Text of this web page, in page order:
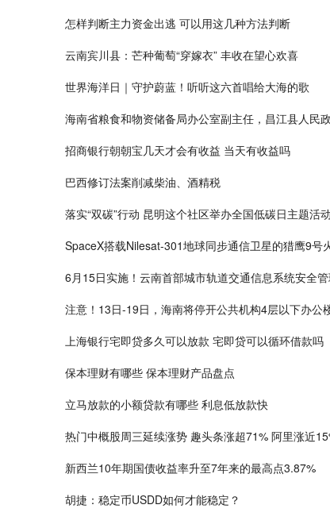
怎样判断主力资金出逃 可以用这几种方法判断
云南宾川县：芒种葡萄“穿嫁衣” 丰收在望心欢喜
世界海洋日｜守护蔚蓝！听听这六首唱给大海的歌
海南省粮食和物资储备局办公室副主任，昌江县人民
招商银行朝朝宝几天才会有收益 当天有收益吗
巴西修订法案削减柴油、酒精税
落实“双碳”行动 昆明这个社区举办全国低碳日主题活动
SpaceX搭载Nilesat-301地球同步通信卫星的猎鹰9号
6月15日实施！云南首部城市轨道交通信息系统安全
注意！13日-19日，海南将停开公共机构4层以下办公
上海银行宅即贷多久可以放款 宅即贷可以循环借款吗
保本理财有哪些 保本理财产品盘点
立马放款的小额贷款有哪些 利息低放款快
热门中概股周三延续涨势 趣头条涨超71% 阿里涨近
新西兰10年期国债收益率升至7年来的最高点3.87%
胡捷：稳定币USDD如何才能稳定？